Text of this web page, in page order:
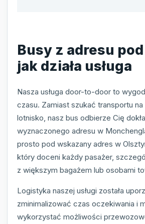
Busy z adresu
jak działa usługa
Nasza usługa door-to-door to
czasu. Zamiast szukać transportu
lotnisko, nasz bus odbierze Cię
wyznaczonego adresu w
prosto pod wskazany adres w
który doceni każdy pasażer,
z większym bagażem lub osobami
Logistyka naszej usługi została
zminimalizować czas oczekiwania i
wykorzystać możliwości